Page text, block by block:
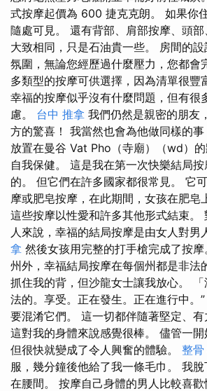
式按摩起價為 600 捷克克朗。 如果你
隨處可見。 還有背部、肩部按摩、頭
大致相同，只是石油貴一些。 房間的
氛圍，無論您經歷過什麼壓力，您都會
多類型的按摩可供選擇，因為清單很豐
幸福的按摩似乎沒有什麼問題，但有很
慮。 台中 推拿 我們仍然是親密的朋友
方的驚喜！ 我當然也會為他做同樣的
放置在曼谷 Vat Pho（寺廟）（wd）
自我保健。 這是我在第一次快樂結局
的。 但它們在許多國家都很常見。 它
摩或肥皂按摩，在此期間，女孩在肥皂
這些按摩以性愛和許多其他形式結束。
人來說，幸福的結局按摩是由女人對男
拿 然後女孩用完整的打手槍完成了按
州外，幸福結局按摩在每個州都是非法
抓住我的背，但沙龍女士讓我放心。
法的。享受。正在發生。正在進行中。
要混淆它們。 這一切都伴隨著堅定、有
這對我的身體來說感覺很棒。 儘管一開
但很快就變成了令人興奮的體驗。 整骨
服，幾分鐘後他給了我一條毛巾。 我
在腰間。 按摩自己身體的男人比較喜歡